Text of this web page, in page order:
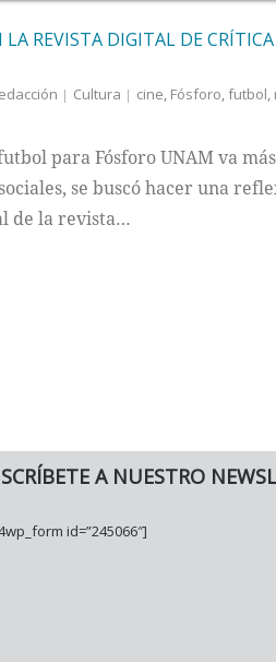
REVISTA DIGITAL DE
Cultura cine, Fósforo,futbol,
para Fósforo UNAM va
se buscó hacer una
de la revista…
A NUESTRO
id=”245066″]